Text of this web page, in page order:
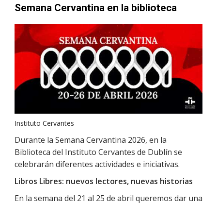
Semana Cervantina en la biblioteca
Instituto Cervantes
Durante la Semana Cervantina 2026, en la
Biblioteca del Instituto Cervantes de Dublín se
celebrarán diferentes actividades e iniciativas.
Libros Libres: nuevos lectores, nuevas historias
En la semana del 21 al 25 de abril queremos dar una